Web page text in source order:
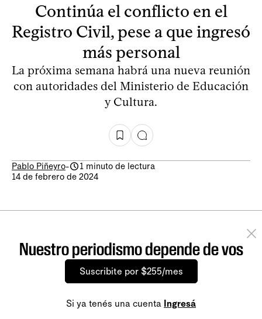
Continúa el conflicto en el
Registro Civil, pese a que ingresó
más personal
La próxima semana habrá una nueva reunión
con autoridades del Ministerio de Educación
y Cultura.
Pablo Piñeyro-
1 minuto de lectura
14 de febrero de 2024
Nuestro periodismo depende de vos
Suscribite por $255/mes
Si ya tenés una cuenta Ingresá